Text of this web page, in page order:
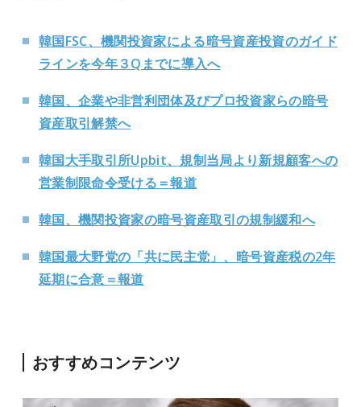
韓国FSC、機関投資家による暗号資産投資のガイド
ラインを今年３Qまでに導入へ
韓国、企業や非営利団体及びプロ投資家らの暗号
資産取引解禁へ
韓国大手取引所Upbit、規制当局より新規顧客への
営業制限命令受ける＝報道
韓国、機関投資家の暗号資産取引の規制緩和へ
韓国最大野党の「共に民主党」、暗号資産税の2年
延期に合意＝報道
おすすめコンテンツ